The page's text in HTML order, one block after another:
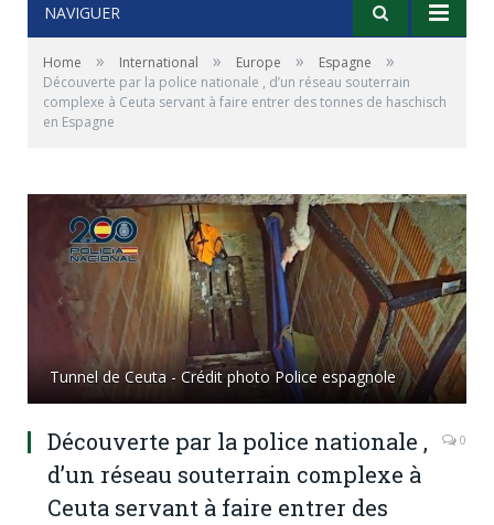
NAVIGUER
Home » International » Europe » Espagne »
Découverte par la police nationale , d’un réseau souterrain
complexe à Ceuta servant à faire entrer des tonnes de haschisch
en Espagne
Tunnel de Ceuta - Crédit photo Police espagnole
Découverte par la police nationale ,
d’un réseau souterrain complexe à
Ceuta servant à faire entrer des
0